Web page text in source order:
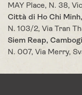
MAY Place, N. 38,
Città di Ho Chi
N. 103/2, Via Tran
Siem Reap,
N. 007, Via Merry,